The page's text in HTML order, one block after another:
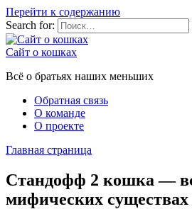
Перейти к содержанию
Search for:
Сайт о кошках
Всё о братьях наших меньших
Обратная связь
О команде
О проекте
Главная страница
Стандофф 2 кошка —
мифических существах